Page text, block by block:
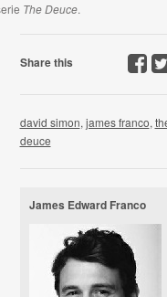
The Deuce.
Share this
david simon, james franco,
deuce
James Edward Franco